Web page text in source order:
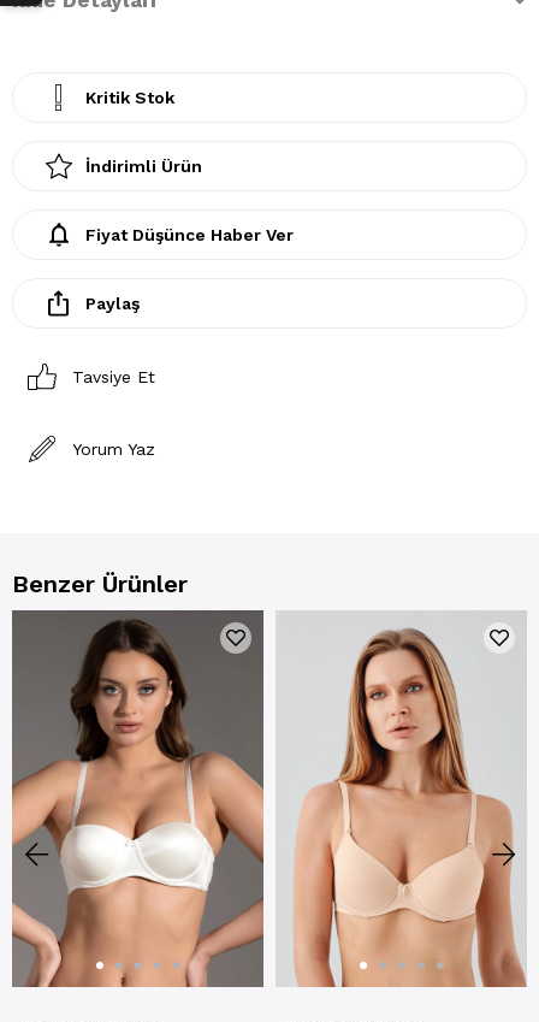
Kritik Stok
İndirimli Ürün
Fiyat Düşünce Haber Ver
Paylaş
Tavsiye Et
Yorum Yaz
Benzer Ürünler